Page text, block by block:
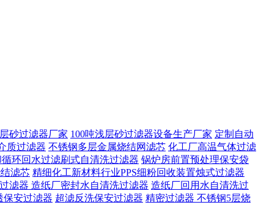
砂过滤器厂家 100吨浅层砂过滤器设备生产厂家 定制自动
质过滤器 不锈钢多层金属烧结网滤芯 化工厂高温气体过滤
环回水过滤刷式自清洗过滤器 锅炉房前置预处理保安袋
滤芯 精细化工新材料行业PPS细粉回收装置烛式过滤器
滤器 造纸厂密封水自清洗过滤器 造纸厂回用水自清洗过
保安过滤器 超滤反洗保安过滤器 精密过滤器 不锈钢5层烧